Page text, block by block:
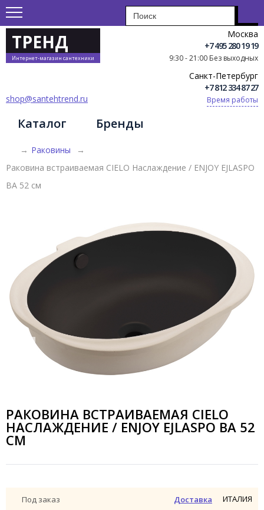
ТРЕНД
Интернет-магазин сантехники
Москва
+7 495 280 19 19
9:30 - 21:00 Без выходных
Санкт-Петербург
+7 812 334 87 27
Время работы
shop@santehtrend.ru
Каталог Бренды
→ Раковины
→
Раковина встраиваемая CIELO Наслаждение / ENJOY EJLASPO
BA 52 см
РАКОВИНА ВСТРАИВАЕМАЯ CIELO
НАСЛАЖДЕНИЕ / ENJOY EJLASPO BA 52
СМ
Под заказ
Доставка
ИТАЛИЯ